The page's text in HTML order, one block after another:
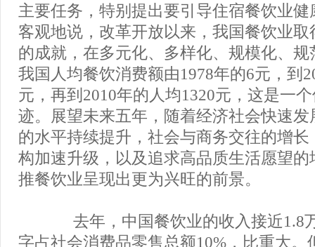
主要任务，特别提出要引导住宿餐饮业健
客观地说，改革开放以来，我国餐饮业取
的成就，在多元化、多样化、规模化、规
我国人均餐饮消费额由1978年的6元，到
元，再到2010年的人均1320元，这是一
迹。展望未来五年，随着经济社会快速发
的水平持续提升，社会与商务交往的增长
构加速升级，以及追求高品质生活愿望的
推餐饮业呈现出更为兴旺的前景。
去年，中国餐饮业的收入接近1.8
字占社会消费品零售总额10%，比重大。